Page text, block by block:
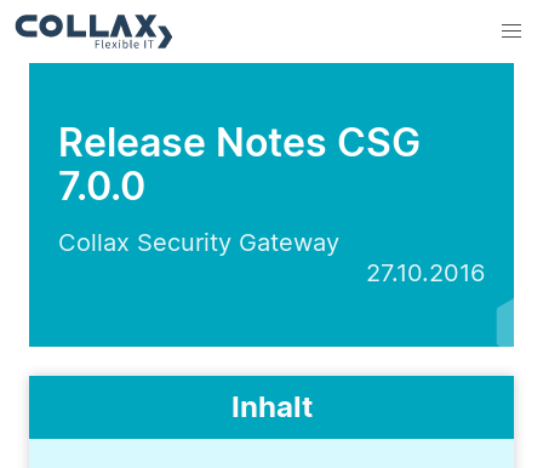
Release Notes CSG
7.0.0
Collax Security Gateway
27.10.2016
Inhalt